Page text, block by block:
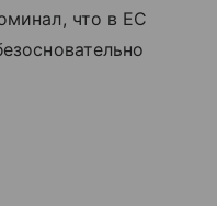
что в ЕС